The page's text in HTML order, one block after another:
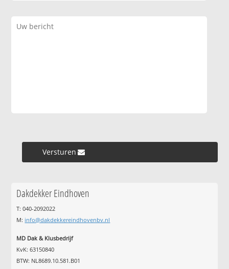
Versturen »
Dakdekker Eindhoven
T: 040-2092022
M: info@dakdekkereindhovenbv.nl
MD Dak & Klusbedrijf
KvK: 63150840
BTW: NL8689.10.581.B01